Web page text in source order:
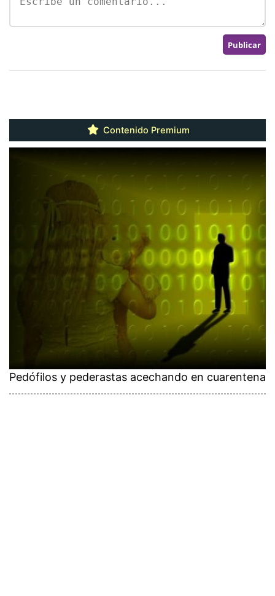
Contenido Premium
Pedófilos y pederastas acechando en cuarentena